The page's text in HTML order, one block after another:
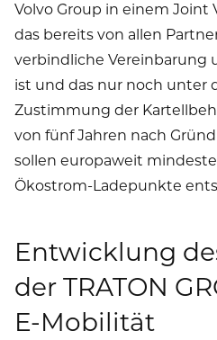
Volvo Group in einem Joint
das bereits von allen
verbindliche Vereinbarung
ist und das nur noch unter
Zustimmung der
von fünf Jahren nach
sollen europaweit
Ökostrom-Ladepunkte
Entwicklung
der TRATON
E-Mobilität